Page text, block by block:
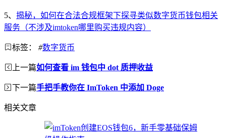
5、 揭秘，如何在合法合规框架下探寻类似数字货币钱包相关
服务（不涉及imtoken哪里购买违规内容）
标签： #数字货币
上一篇如何查看 im 钱包中 dot 质押收益
下一篇手把手教你在 ImToken 中添加 Doge
相关文章